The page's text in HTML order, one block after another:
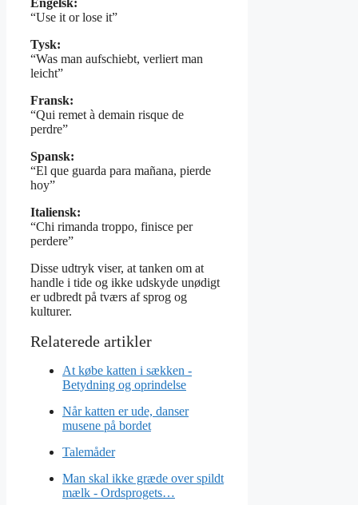
Engelsk:
“Use it or lose it”
Tysk:
“Was man aufschiebt, verliert man
leicht”
Fransk:
“Qui remet à demain risque de
perdre”
Spansk:
“El que guarda para mañana, pierde
hoy”
Italiensk:
“Chi rimanda troppo, finisce per
perdere”
Disse udtryk viser, at tanken om at
handle i tide og ikke udskyde unødigt
er udbredt på tværs af sprog og
kulturer.
At købe katten i sækken -
Betydning og oprindelse
Når katten er ude, danser
musene på bordet
Talemåder
Man skal ikke græde over spildt
mælk - Ordsprogets…